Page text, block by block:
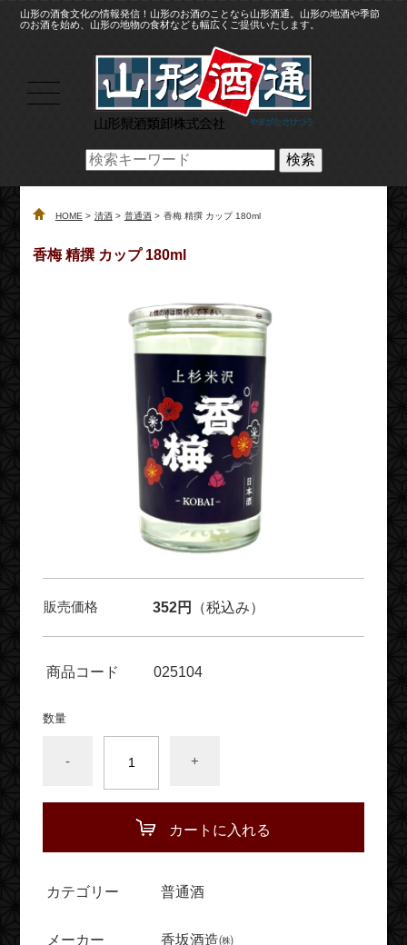
山形の酒食文化の情報発信！山形のお酒のことなら山形酒通。山形の地酒や季節
のお酒を始め、山形の地物の食材なども幅広くご提供いたします。
検索
HOME 清酒 普通酒 香梅 精撰 カップ 180ml
香梅 精撰 カップ 180ml
販売価格 352円 （税込み）
商品コード 025104
数量
- +
カートに入れる
カテゴリー 普通酒
メーカー 香坂酒造㈱